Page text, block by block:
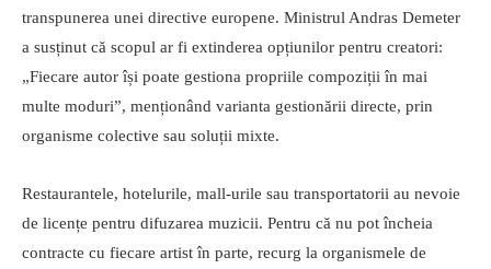
transpunerea unei directive europene. Ministrul Andras Demeter
a susținut că scopul ar fi extinderea opțiunilor pentru creatori:
„Fiecare autor își poate gestiona propriile compoziții în mai
multe moduri”, menționând varianta gestionării directe, prin
organisme colective sau soluții mixte.
Restaurantele, hotelurile, mall-urile sau transportatorii au nevoie
de licențe pentru difuzarea muzicii. Pentru că nu pot încheia
contracte cu fiecare artist în parte, recurg la organismele de